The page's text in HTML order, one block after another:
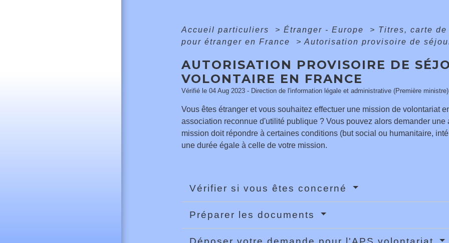
Accueil particuliers > Étranger - Europe > Titres, carte
pour étranger en France
> Autorisation provisoire de
AUTORISATION PROVISOIRE DE
VOLONTAIRE EN FRANCE
Vérifié le 04 Aug 2023 - Direction de l'information légale et administrative (Première ministre)
Vous êtes étranger et vous souhaitez effectuer une mission de volontariat
association reconnue d'utilité publique ? Vous pouvez alors demander
mission doit répondre à certaines conditions (but social ou humanitaire,
une durée égale à celle de votre mission.
Vérifier si vous êtes concerné
Préparer les documents